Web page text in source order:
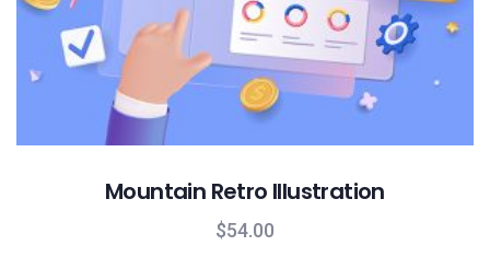
Mountain Retro Illustration
$54.00